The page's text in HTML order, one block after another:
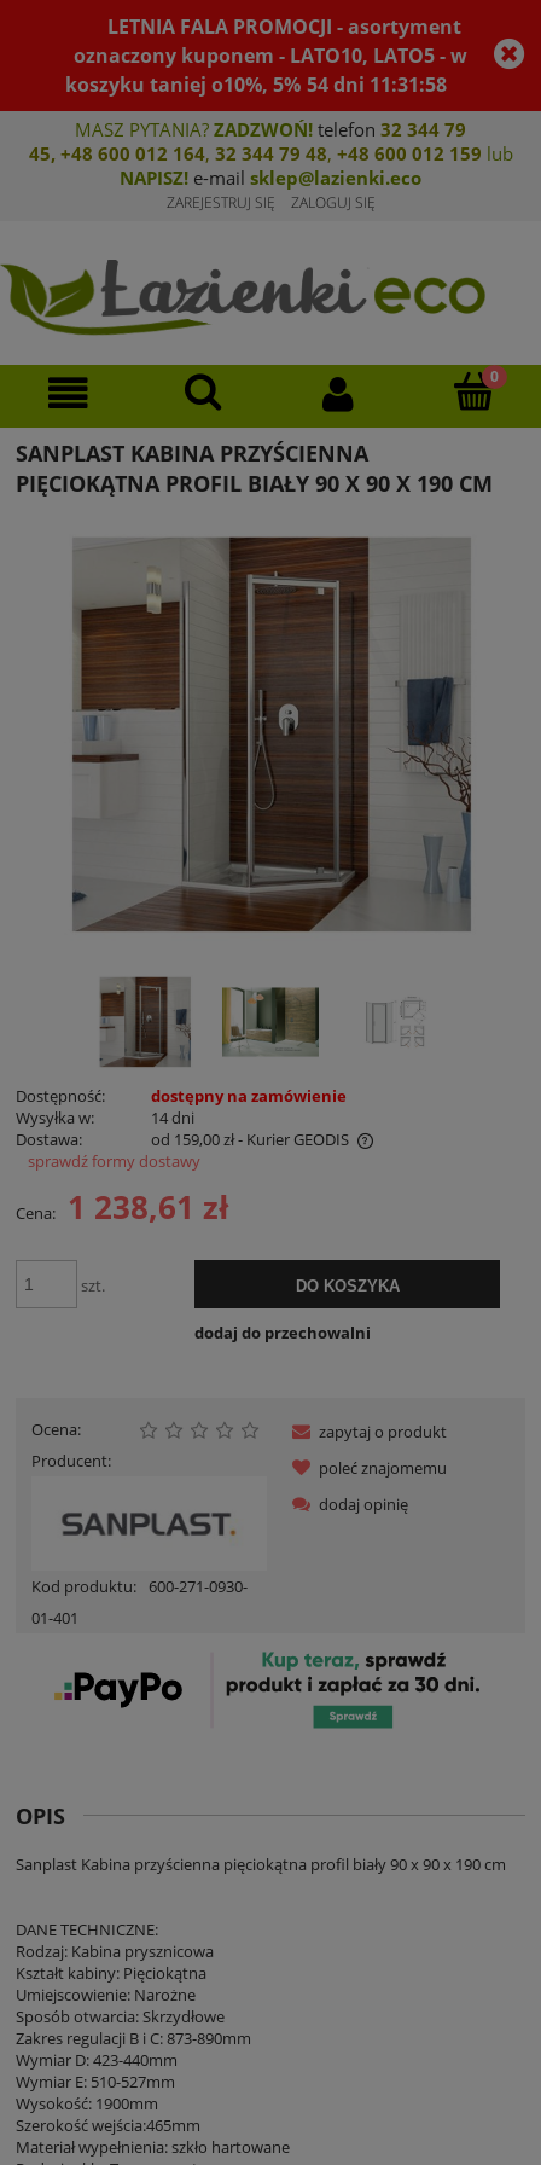
LETNIA FALA PROMOCJI - asortyment
oznaczony kuponem - LATO10, LATO5 - w
koszyku taniej o10%, 5% 54dni 11:31:58
MASZ PYTANIA? ZADZWOŃ! telefon 32 344 79
45, +48 600 012 164, 32 344 79 48, +48 600 012 159 lub
NAPISZ! e-mail sklep@lazienki.eco
ZAREJESTRUJ SIĘ ZALOGUJ SIĘ
SANPLAST KABINA PRZYŚCIENNA
PIĘCIOKĄTNA PROFIL BIAŁY 90 X 90 X 190 CM
Dostępność:
dostępny na zamówienie
Wysyłka w:
14 dni
Dostawa:
od 159,00 zł- Kurier GEODIS
Cena nie zawiera ewentualnych kosztów płatności
sprawdź formy dostawy
Cena: 1 238,61 zł
szt. DO KOSZYKA
dodaj do przechowalni
Ocena:
Producent:
Kod produktu:
600-271-0930-
01-401
zapytaj o produkt
poleć znajomemu
dodaj opinię
OPIS
Sanplast Kabina przyścienna pięciokątna profil biały 90 x 90 x 190 cm
DANE TECHNICZNE:
Rodzaj: Kabina prysznicowa
Kształt kabiny: Pięciokątna
Umiejscowienie: Narożne
Sposób otwarcia: Skrzydłowe
Zakres regulacji B i C: 873-890mm
Wymiar D: 423-440mm
Wymiar E: 510-527mm
Wysokość: 1900mm
Szerokość wejścia:465mm
Materiał wypełnienia: szkło hartowane